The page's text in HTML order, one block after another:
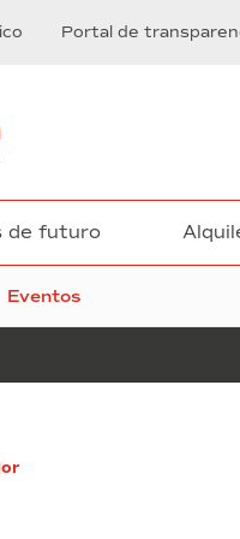
Portal de
de futuro
Eventos